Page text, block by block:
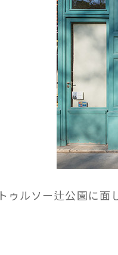
トゥルソー辻公園に面